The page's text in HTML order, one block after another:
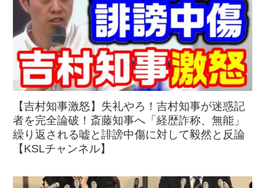
【吉村知事激怒】失礼やろ！吉村知事が迷惑記
者を完全論破！斎藤知事へ「経歴詐称、無能」
繰り返される嘘と誹謗中傷に対して毅然と反論
【KSLチャンネル】